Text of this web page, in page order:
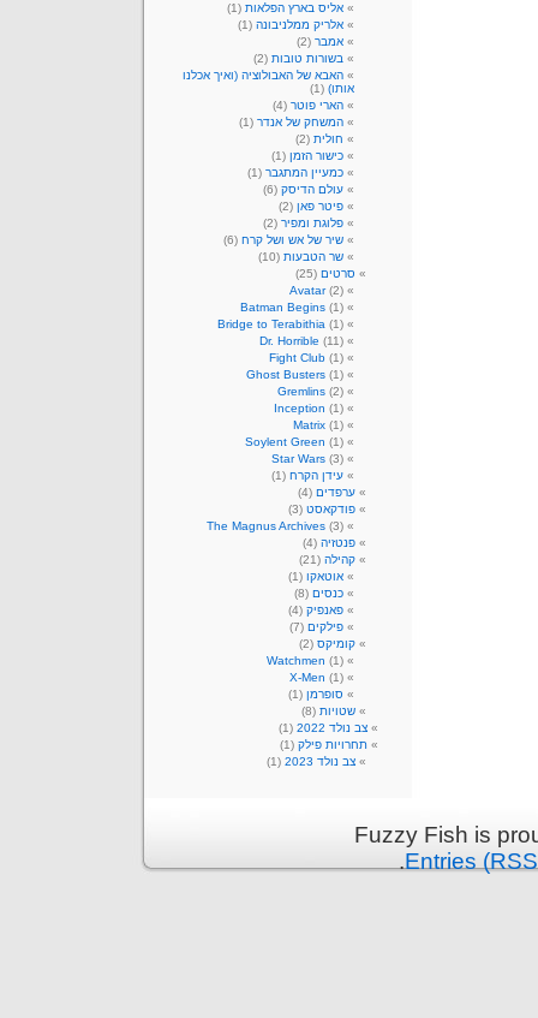
אליס בארץ הפלאות (1)
אלריק ממלניבונה (1)
אמבר (2)
בשורות טובות (2)
האבא של האבולוציה (ואיך אכלנו
אותו) (1)
הארי פוטר (4)
המשחק של אנדר (1)
חולית (2)
כישור הזמן (1)
כמעיין המתגבר (1)
עולם הדיסק (6)
פיטר פאן (2)
פלוגת ומפיר (2)
שיר של אש ושל קרח (6)
שר הטבעות (10)
סרטים (25)
Avatar(2)
Batman Begins (1)
Bridge to Terabithia (1)
Dr. Horrible (11)
Fight Club (1)
Ghost Busters (1)
Gremlins (2)
Inception (1)
Matrix (1)
Soylent Green (1)
Star Wars (3)
עידן הקרח (1)
ערפדים (4)
פודקאסט (3)
The Magnus Archives (3)
פנטזיה (4)
קהילה (21)
אוטאקו (1)
כנסים (8)
פאנפיק (4)
פילקים (7)
קומיקס (2)
Watchmen (1)
X-Men (1)
סופרמן (1)
שטויות (8)
צב נולד 2022
(1)
תחרויות פילק (1)
צב נולד 2023
(1)
Fuzzy Fish is
Entries
.